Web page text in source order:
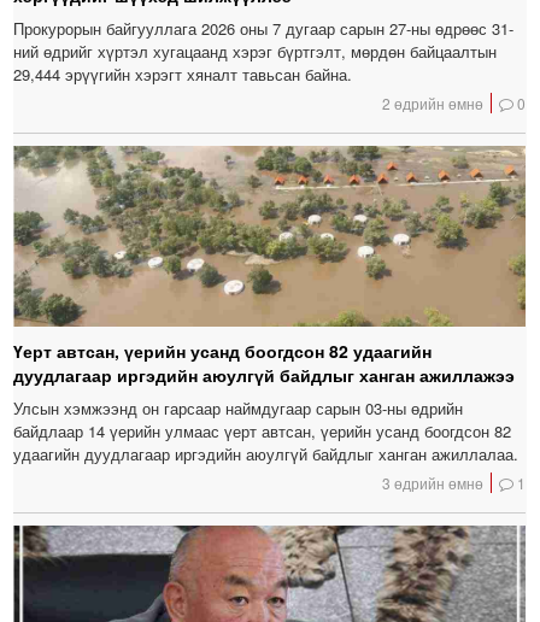
Прокурорын байгууллага 2026 оны 7 дугаар сарын 27-ны өдрөөс 31-
ний өдрийг хүртэл хугацаанд хэрэг бүртгэлт, мөрдөн байцаалтын
29,444 эрүүгийн хэрэгт хяналт тавьсан байна.
2 өдрийн өмнө 0
Үерт автсан, үерийн усанд боогдсон 82 удаагийн
дуудлагаар иргэдийн аюулгүй байдлыг ханган ажиллажээ
Улсын хэмжээнд он гарсаар наймдугаар сарын 03-ны өдрийн
байдлаар 14 үерийн улмаас үерт автсан, үерийн усанд боогдсон 82
удаагийн дуудлагаар иргэдийн аюулгүй байдлыг ханган ажиллалаа.
3 өдрийн өмнө 1